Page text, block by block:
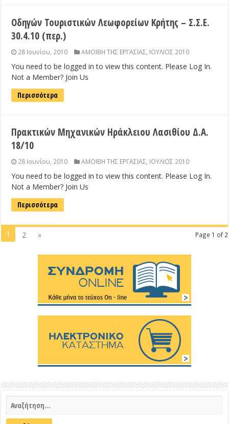
Οδηγών Τουριστικών Λεωφορείων Κρήτης – Σ.Σ.Ε.
30.4.10 (περ.)
28 Ιουνίου, 2010 ΑΜΟΙΒΗ ΤΗΣ ΕΡΓΑΣΙΑΣ, ΙΟΥΛΙΟΣ 2010
You need to be logged in to view this content. Please Log In.
Not a Member? Join Us
Περισσότερα
Πρακτικών Μηχανικών Ηράκλειου Λασιθίου Δ.Α.
18/10
28 Ιουνίου, 2010 ΑΜΟΙΒΗ ΤΗΣ ΕΡΓΑΣΙΑΣ, ΙΟΥΛΙΟΣ 2010
You need to be logged in to view this content. Please Log In.
Not a Member? Join Us
Περισσότερα
Page 1 of 2
1 2 »